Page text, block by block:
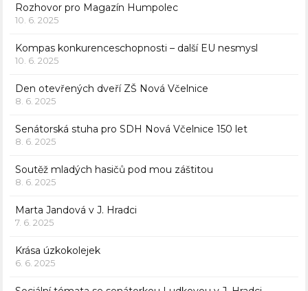
Rozhovor pro Magazín Humpolec
10. 6. 2025
Kompas konkurenceschopnosti – další EU nesmysl
10. 6. 2025
Den otevřených dveří ZŠ Nová Včelnice
8. 6. 2025
Senátorská stuha pro SDH Nová Včelnice 150 let
8. 6. 2025
Soutěž mladých hasičů pod mou záštitou
8. 6. 2025
Marta Jandová v J. Hradci
7. 6. 2025
Krása úzkokolejek
6. 6. 2025